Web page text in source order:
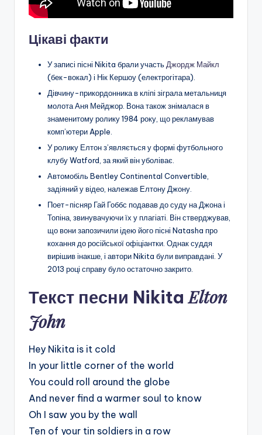
Цікаві факти
У записі пісні Nikita брали участь Джордж Майкл
(бек-вокал) і Нік Кершоу (електрогітара).
Дівчину-прикордонника в кліпі зіграла метальниця
молота Аня Мейджор. Вона також знімалася в
знаменитому ролику 1984 року, що рекламував
комп’ютери Apple.
У ролику Елтон з’являється у формі футбольного
клубу Watford, за який він уболіває.
Автомобіль Bentley Continental Convertible,
задіяний у відео, належав Елтону Джону.
Поет-пісняр Гай Гоббс подавав до суду на Джона і
Топіна, звинувачуючи їх у плагіаті. Він стверджував,
що вони запозичили ідею його пісні Natasha про
кохання до російської офіціантки. Однак суддя
вирішив інакше, і автори Nikita були виправдані. У
2013 році справу було остаточно закрито.
Текст песни NikitaElton
John
Hey Nikita is it cold
In your little corner of the world
You could roll around the globe
And never find a warmer soul to know
Oh I saw you by the wall
Ten of your tin soldiers in a row